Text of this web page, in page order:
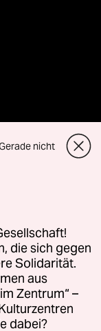
für Genehmigungen
Richtlinien
AGB
nicht
die sich gegen
Solidarität.
aus
Zentrum“ –
dabei?